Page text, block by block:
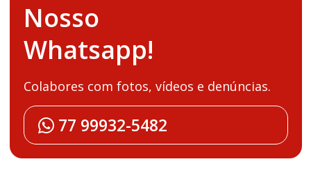
Nosso
Whatsapp!
Colabores com fotos, vídeos e denúncias.
77 99932-5482